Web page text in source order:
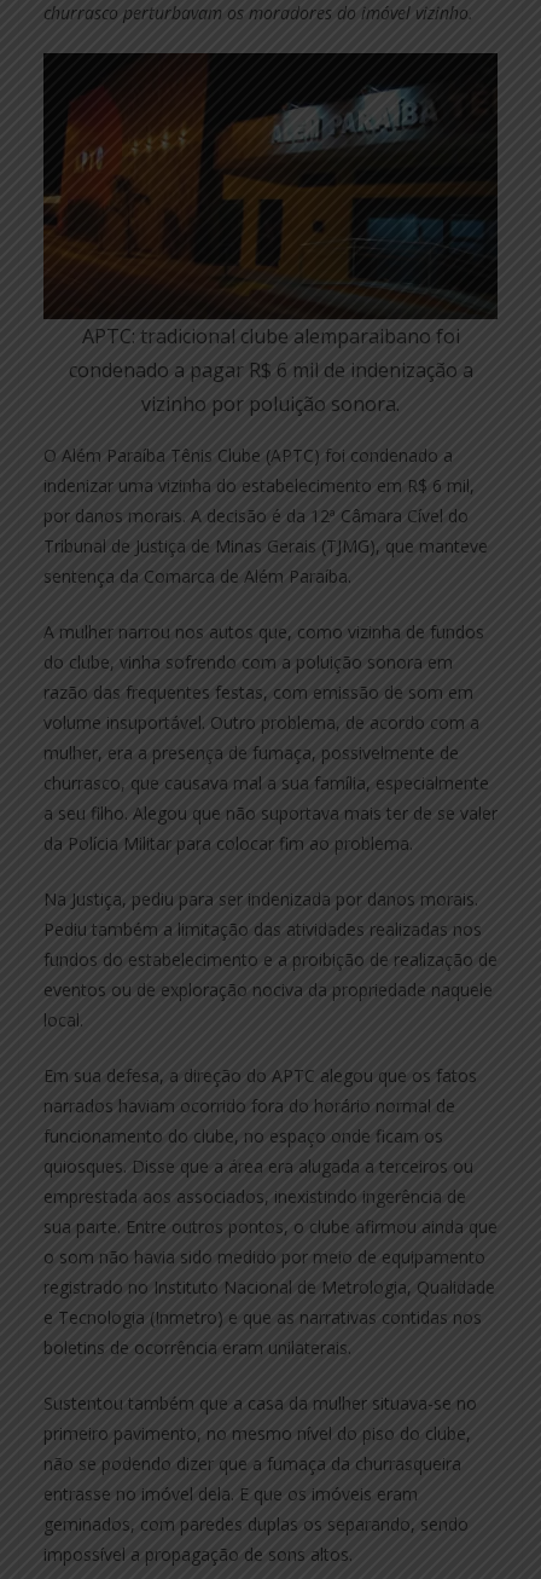
churrasco perturbavam os moradores do imóvel vizinho.
APTC: tradicional clube alemparaibano foi
condenado a pagar R$ 6 mil de indenização a
vizinho por poluição sonora.
O Além Paraíba Tênis Clube (APTC) foi condenado a
indenizar uma vizinha do estabelecimento em R$ 6 mil,
por danos morais. A decisão é da 12ª Câmara Cível do
Tribunal de Justiça de Minas Gerais (TJMG), que manteve
sentença da Comarca de Além Paraíba.
A mulher narrou nos autos que, como vizinha de fundos
do clube, vinha sofrendo com a poluição sonora em
razão das frequentes festas, com emissão de som em
volume insuportável. Outro problema, de acordo com a
mulher, era a presença de fumaça, possivelmente de
churrasco, que causava mal a sua família, especialmente
a seu filho. Alegou que não suportava mais ter de se valer
da Polícia Militar para colocar fim ao problema.
Na Justiça, pediu para ser indenizada por danos morais.
Pediu também a limitação das atividades realizadas nos
fundos do estabelecimento e a proibição de realização de
eventos ou de exploração nociva da propriedade naquele
local.
Em sua defesa, a direção do APTC alegou que os fatos
narrados haviam ocorrido fora do horário normal de
funcionamento do clube, no espaço onde ficam os
quiosques. Disse que a área era alugada a terceiros ou
emprestada aos associados, inexistindo ingerência de
sua parte. Entre outros pontos, o clube afirmou ainda que
o som não havia sido medido por meio de equipamento
registrado no Instituto Nacional de Metrologia, Qualidade
e Tecnologia (Inmetro) e que as narrativas contidas nos
boletins de ocorrência eram unilaterais.
Sustentou também que a casa da mulher situava-se no
primeiro pavimento, no mesmo nível do piso do clube,
não se podendo dizer que a fumaça da churrasqueira
entrasse no imóvel dela. E que os imóveis eram
geminados, com paredes duplas os separando, sendo
impossível a propagação de sons altos.